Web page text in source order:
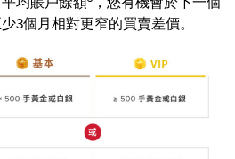
3個月相對更窄的買賣差價。